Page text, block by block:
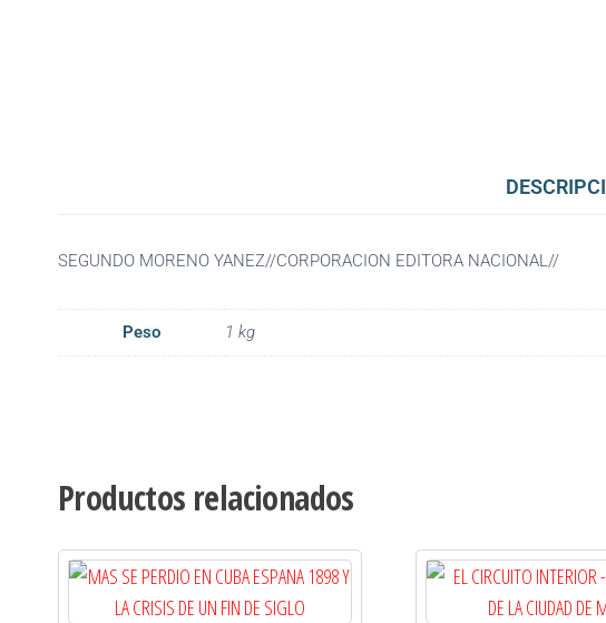
SEGUNDO MORENO YANEZ//CORPORACION EDITORA NACIONAL//
Peso 1 kg
Productos relacionados